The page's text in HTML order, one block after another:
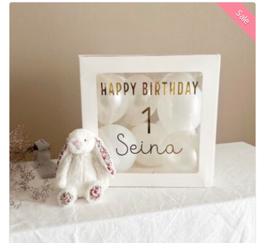
Sale